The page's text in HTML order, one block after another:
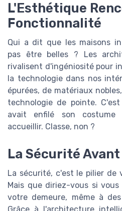
L'Esthétique
Fonctionnalité
Qui a dit que les maisons
pas être belles ? Les
rivalisent d'ingéniosité pour
la technologie dans nos
épurées, de matériaux
technologie de pointe.
avait enfilé son costume
accueillir. Classe, non ?
La Sécurité
La sécurité, c'est le pilier de
Mais que diriez-vous si
votre demeure, même à
Grâce à l'architecture